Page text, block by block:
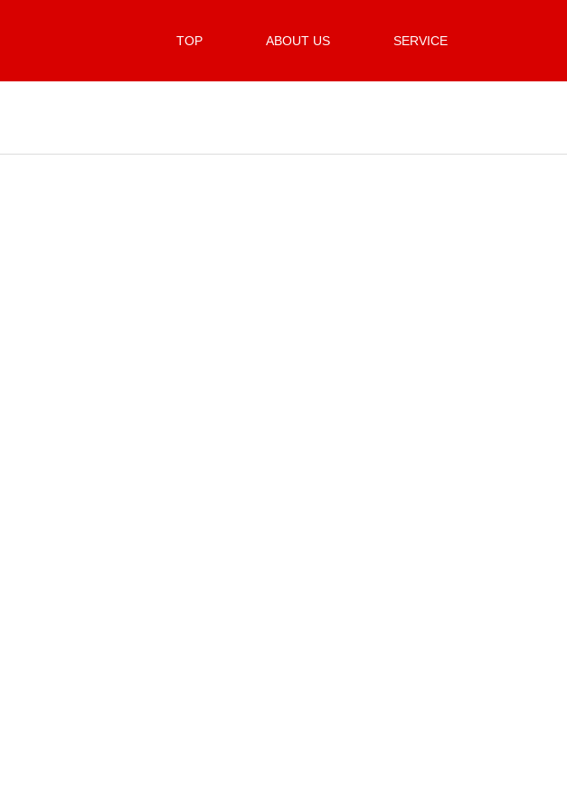
TOP ABOUT US SERVICE